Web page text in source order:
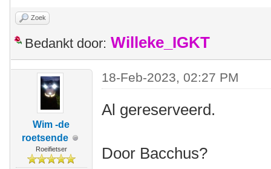
Zoek
Bedankt door: Willeke_IGKT
Wim -de
roetsende
Roeifietser
18-Feb-2023, 02:27 PM
Al gereserveerd.
Door Bacchus?